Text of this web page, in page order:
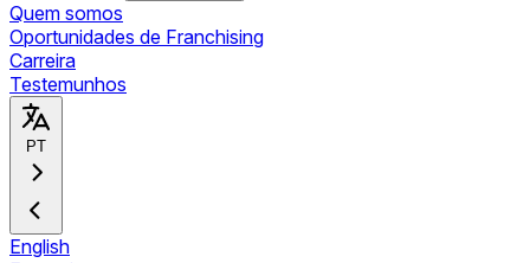
Quem somos
Oportunidades de Franchising
Carreira
Testemunhos
PT
English